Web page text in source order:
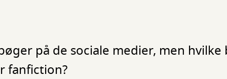
på de sociale medier, men hvilke
fanfiction?